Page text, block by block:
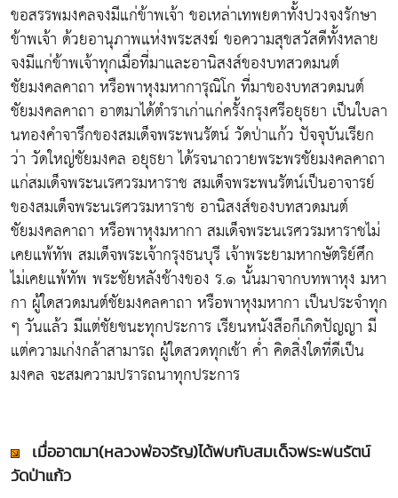
ขอสรรพมงคลจงมีแก่ข้าพเจ้า ขอเหล่าเทพยดาทั้งปวงจงรักษา
ข้าพเจ้า ด้วยอานุภาพแห่งพระสงฆ์ ขอความสุขสวัสดีทั้งหลาย
จงมีแก่ข้าพเจ้าทุกเมื่อที่มาและอานิสงส์ของบทสวดมนต์
ชัยมงคลคาถา หรือพาหุงมหาการุณิโก ที่มาของบทสวดมนต์
ชัยมงคลคาถา อาตมาได้ตำราเก่าแก่ครั้งกรุงศรีอยุธยา เป็นใบลา
นทองคำจารึกของสมเด็จพระพนรัตน์ วัดป่าแก้ว ปัจจุบันเรียก
ว่า วัดใหญ่ชัยมงคล อยุธยา ได้รจนาถวายพระพรชัยมงคลคาถา
แก่สมเด็จพระนเรศวรมหาราช สมเด็จพระพนรัตน์เป็นอาจารย์
ของสมเด็จพระนเรศวรมหาราช อานิสงส์ของบทสวดมนต์
ชัยมงคลคาถา หรือพาหุงมหากา สมเด็จพระนเรศวรมหาราชไม่
เคยแพ้ทัพ สมเด็จพระเจ้ากรุงธนบุรี เจ้าพระยามหากษัตริย์ศึก
ไม่เคยแพ้ทัพ พระชัยหลังช้างของ ร.๑ นั้นมาจากบทพาหุง มหา
กา ผู้ใดสวดมนต์ชัยมงคลคาถา หรือพาหุงมหากา เป็นประจำทุก
ๆ วันแล้ว มีแต่ชัยชนะทุกประการ เรียนหนังสือก็เกิดปัญญา มี
แต่ความเก่งกล้าสามารถ ผู้ใดสวดทุกเช้า ค่ำ คิดสิ่งใดที่ดีเป็น
มงคล จะสมความปรารถนาทุกประการ
เมื่ออาตมา(หลวงพ่อจรัญ)ได้พบกับสมเด็จพระพนรัตน์
วัดป่าแก้ว